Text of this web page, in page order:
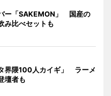
ー「SAKEMON」 国産の
み比べセットも
界隈100人カイギ」 ラーメ
壇者も